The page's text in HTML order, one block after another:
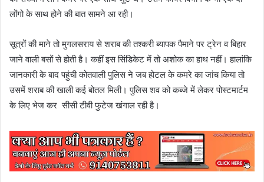
लोंगो के साथ होने की बात सामने आ रही।
सूत्रों की माने तो मुगलसराय से शराब की तश्करी ब्यापक पैमाने पर ट्रेन व बिहार
जाने वाली बसों से होती है। कहीं इस सिंडिकेट में तो अशोक का हाथ नहीं। हालांकि
जानकारी के बाद पहुंची कोतवाली पुलिस ने जब होटल के कमरे का जांच किया तो
उसमें शराब की खाली कई बोतल मिली। पुलिस शव को कब्जे में लेकर पोस्टमार्टम
के लिए भेज कर सीसी टीवी फुटेज खंगाल रही है।